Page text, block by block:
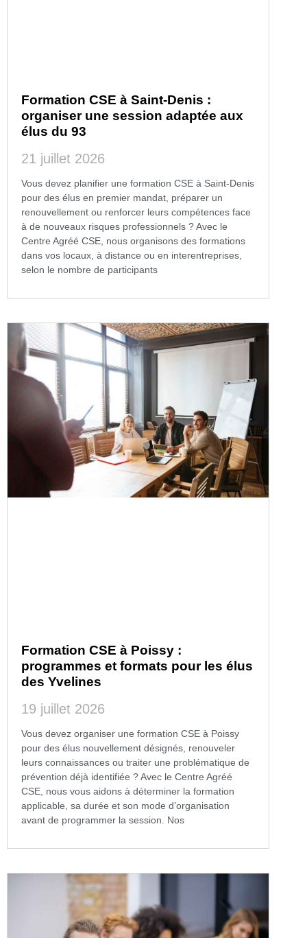
Formation CSE à Saint-Denis :
organiser une session adaptée aux
élus du 93
21 juillet 2026
Vous devez planifier une formation CSE à Saint-Denis
pour des élus en premier mandat, préparer un
renouvellement ou renforcer leurs compétences face
à de nouveaux risques professionnels ? Avec le
Centre Agréé CSE, nous organisons des formations
dans vos locaux, à distance ou en interentreprises,
selon le nombre de participants
Formation CSE à Poissy :
programmes et formats pour les élus
des Yvelines
19 juillet 2026
Vous devez organiser une formation CSE à Poissy
pour des élus nouvellement désignés, renouveler
leurs connaissances ou traiter une problématique de
prévention déjà identifiée ? Avec le Centre Agréé
CSE, nous vous aidons à déterminer la formation
applicable, sa durée et son mode d’organisation
avant de programmer la session. Nos